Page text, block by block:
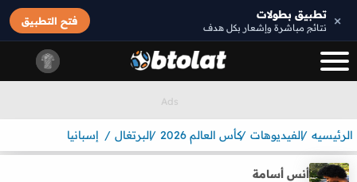
× تطبيق بطولات
نتائج مباشرة وإشعار بكل هدف
فتح التطبيق
الرئيسيه الفيديوهات كأس العالم 2026 البرتغال إسبانيا
أنس أسامة